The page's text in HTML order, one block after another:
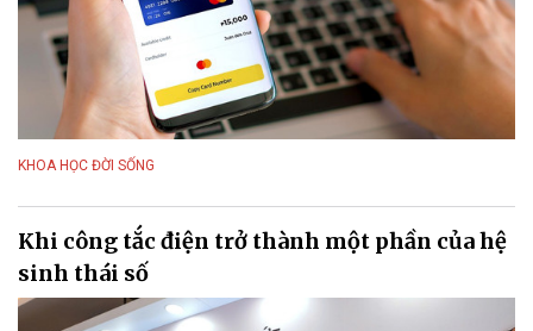
KHOA HỌC ĐỜI SỐNG
Khi công tắc điện trở thành một phần của hệ
sinh thái số